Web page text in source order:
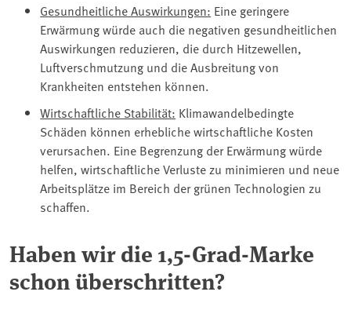
Gesundheitliche Auswirkungen: Eine geringere
Erwärmung würde auch die negativen gesundheitlichen
Auswirkungen reduzieren, die durch Hitzewellen,
Luftverschmutzung und die Ausbreitung von
Krankheiten entstehen können.
Wirtschaftliche Stabilität: Klimawandelbedingte
Schäden können erhebliche wirtschaftliche Kosten
verursachen. Eine Begrenzung der Erwärmung würde
helfen, wirtschaftliche Verluste zu minimieren und neue
Arbeitsplätze im Bereich der grünen Technologien zu
schaffen.
Haben wir die 1,5-Grad-Marke
schon überschritten?